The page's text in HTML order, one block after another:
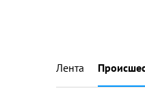
Лента